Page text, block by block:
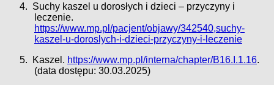
4. Suchy kaszel u dorosłych i dzieci – przyczyny i
leczenie.
https://www.mp.pl/pacjent/objawy/342540,suchy-
kaszel-u-doroslych-i-dzieci-przyczyny-i-leczenie
5.
Kaszel. https://www.mp.pl/interna/chapter/B16.I.1.16.
(data dostępu: 30.03.2025)